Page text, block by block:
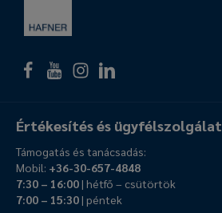
Értékesítés és ügyfélszolgálat
Támogatás és tanácsadás:
Mobil: +36-30-657-4848
7:30 – 16:00| hétfő – csütörtök
7:00 – 15:30| péntek